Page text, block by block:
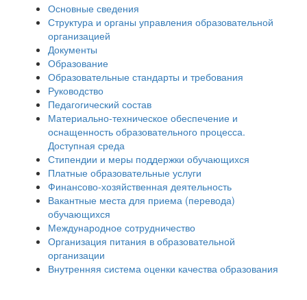
Основные сведения
Структура и органы управления образовательной
организацией
Документы
Образование
Образовательные стандарты и требования
Руководство
Педагогический состав
Материально-техническое обеспечение и
оснащенность образовательного процесса.
Доступная среда
Стипендии и меры поддержки обучающихся
Платные образовательные услуги
Финансово-хозяйственная деятельность
Вакантные места для приема (перевода)
обучающихся
Международное сотрудничество
Организация питания в образовательной
организации
Внутренняя система оценки качества образования